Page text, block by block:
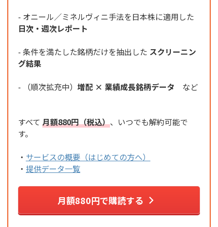
- オニール／ミネルヴィニ手法を日本株に適用した
日次・週次レポート
- 条件を満たした銘柄だけを抽出した スクリーニン
グ結果
- （順次拡充中） 増配 × 業績成長銘柄データ など
すべて 月額880円（税込）、いつでも解約可能で
す。
・ サービスの概要（はじめての方へ）
・ 提供データ一覧
月額880円で購読する